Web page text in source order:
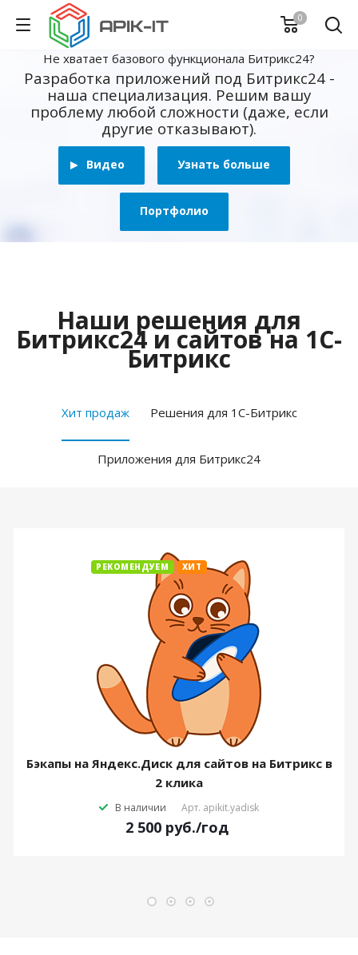
0
Не хватает базового функционала Битрикс24?
Разработка приложений под Битрикс24 -
наша специализация. Решим вашу
проблему любой сложности (даже, если
другие отказывают).
Видео Узнать больше
Портфолио
Наши решения для
Битрикс24 и сайтов на 1С-
Битрикс
Хит продаж Решения для 1С-Битрикс
Приложения для Битрикс24
РЕКОМЕНДУЕМ ХИТ
Бэкапы на Яндекс.Диск для сайтов на Битрикс в
2 клика
В наличии Арт. apikit.yadisk
2 500 руб./год